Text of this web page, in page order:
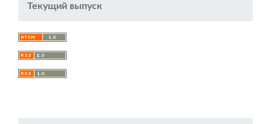
Текущий выпуск